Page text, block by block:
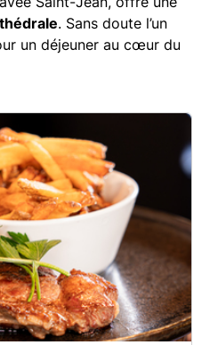
. Sans doute l’un
un déjeuner au cœur du